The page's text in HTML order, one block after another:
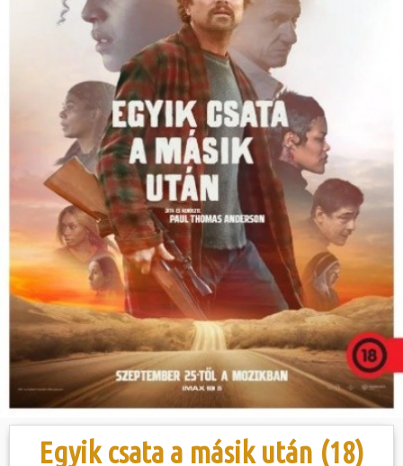
Szabadidő
Hasznos
Egyik csata a másik után (18)